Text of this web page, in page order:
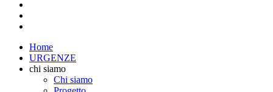
Home
URGENZE
chi siamo
Chi siamo